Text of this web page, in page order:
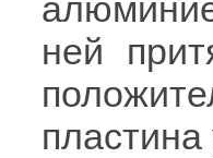
ней